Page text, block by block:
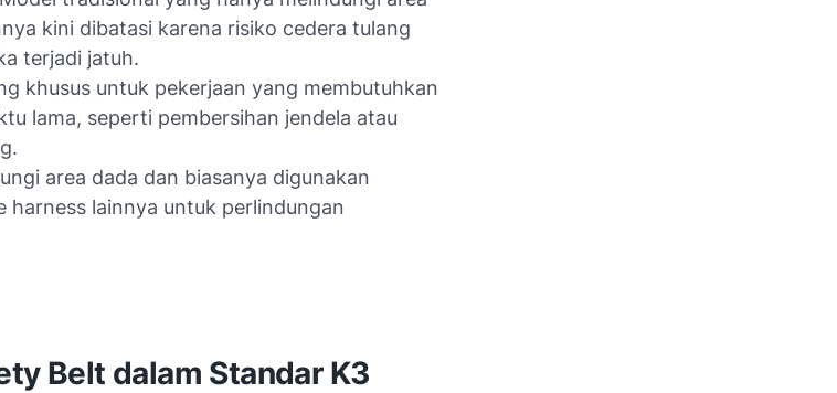
kini dibatasi karena risiko cedera tulang
terjadi jatuh.
khusus untuk pekerjaan yang membutuhkan
lama, seperti pembersihan jendela atau
area dada dan biasanya digunakan
harness lainnya untuk perlindungan
Belt dalam Standar K3